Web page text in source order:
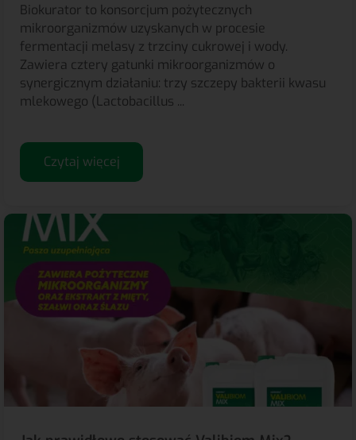
Biokurator to konsorcjum pożytecznych
mikroorganizmów uzyskanych w procesie
fermentacji melasy z trzciny cukrowej i wody.
Zawiera cztery gatunki mikroorganizmów o
synergicznym działaniu: trzy szczepy bakterii kwasu
mlekowego (Lactobacillus ...
Czytaj więcej